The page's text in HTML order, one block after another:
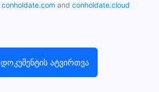
conholdate.com and conholdate.cloud
დოკუმენტის ატვირთვა